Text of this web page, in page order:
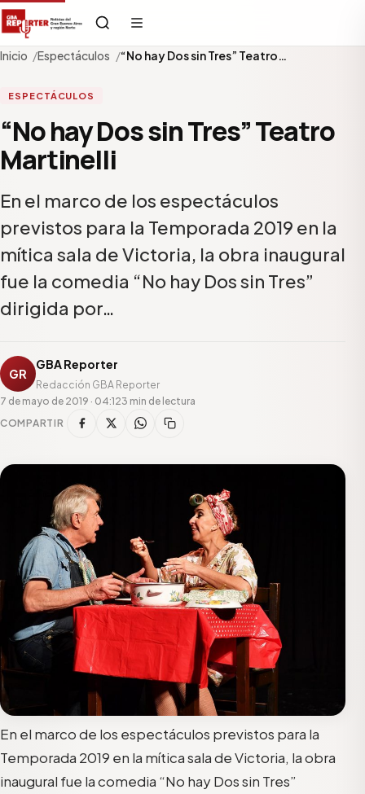
Inicio Espectáculos “No hay Dos sin Tres” Teatro…
ESPECTÁCULOS
“No hay Dos sin Tres” Teatro
Martinelli
En el marco de los espectáculos
previstos para la Temporada 2019 en la
mítica sala de Victoria, la obra inaugural
fue la comedia “No hay Dos sin Tres”
dirigida por…
GR
GBA Reporter
Redacción GBA Reporter
7 de mayo de 2019 · 04:123 min de lectura
COMPARTIR
En el marco de los espectáculos previstos para la
Temporada 2019 en la mítica sala de Victoria, la obra
inaugural fue la comedia “No hay Dos sin Tres”